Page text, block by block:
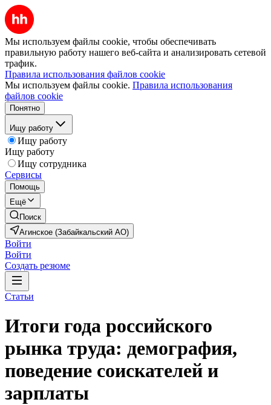
Мы используем файлы cookie, чтобы обеспечивать
правильную работу нашего веб-сайта и анализировать сетевой
трафик.
Правила использования файлов cookie
Мы используем файлы cookie. Правила использования
файлов cookie
Понятно
Ищу работу
Ищу работу
Ищу работу
Ищу сотрудника
Сервисы
Помощь
Ещё
Поиск
Агинское (Забайкальский АО)
Войти
Войти
Создать резюме
Статьи
Итоги года российского
рынка труда: демография,
поведение соискателей и
зарплаты